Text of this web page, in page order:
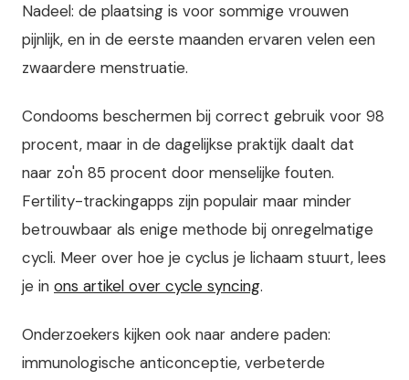
Nadeel: de plaatsing is voor sommige vrouwen
pijnlijk, en in de eerste maanden ervaren velen een
zwaardere menstruatie.
Condooms beschermen bij correct gebruik voor 98
procent, maar in de dagelijkse praktijk daalt dat
naar zo'n 85 procent door menselijke fouten.
Fertility-trackingapps zijn populair maar minder
betrouwbaar als enige methode bij onregelmatige
cycli. Meer over hoe je cyclus je lichaam stuurt, lees
je in ons artikel over cycle syncing.
Onderzoekers kijken ook naar andere paden:
immunologische anticonceptie, verbeterde